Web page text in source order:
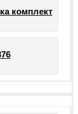
комплект